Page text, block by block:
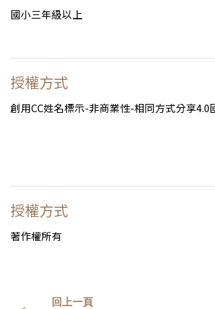
國小三年級以上
授權方式
創用CC姓名標示-非商業性-相同方式分享4.0
授權方式
著作權所有
回上一頁